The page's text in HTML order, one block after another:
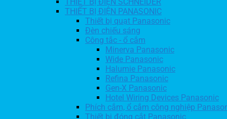
THIẾT BỊ ĐIỆN PANASONIC
Thiết bị quạt Panasonic
Đèn chiếu sáng
Công tắc - ổ cắm
Minerva Panasonic
Wide Panasonic
Halumie Panasonic
Refina Panasonic
Gen-X Panasonic
Hotel Wiring Devices Panasonic
Phích cắm, ổ cắm công nghiệp
Thiết bj đóng cắt Panasonic